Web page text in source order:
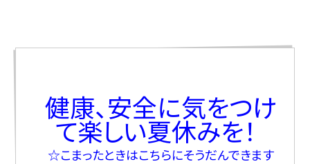
健康、安全に気をつけ
て楽しい夏休みを！
☆こまったときはこちらにそうだんできます